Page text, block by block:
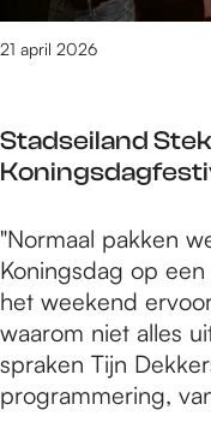
n
T
r
h
e
d
e
n
h
o
i
s
r
i
u
s
K
o
e
n
Stadseiland
21 april 2026
S
t
a
d
s
e
"Normaal pakken
Koningsdag op
het weekend
waarom niet alles
spraken Tijn
programmering,